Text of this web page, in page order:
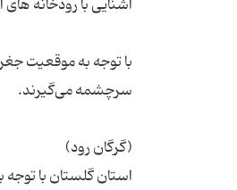
با توجه به موقعیت
استان گلستان با